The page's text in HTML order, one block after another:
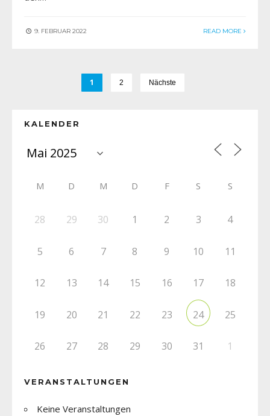
9. FEBRUAR 2022 READ MORE
1 2 Nächste
KALENDER
M D M D F S S
28 29 30 1 2 3 4
5 6 7 8 9 10 11
12 13 14 15 16 17 18
19 20 21 22 23 24 25
26 27 28 29 30 31 1
VERANSTALTUNGEN
Keine Veranstaltungen